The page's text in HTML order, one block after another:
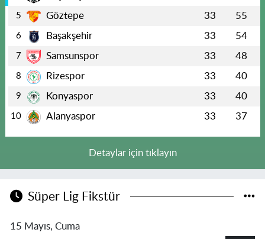
5 Göztepe 33 55
6 Başakşehir 33 54
7 Samsunspor 33 48
8 Rizespor 33 40
9 Konyaspor 33 40
10 Alanyaspor 33 37
Detaylar için tıklayın
Süper Lig Fikstür
15 Mayıs, Cuma